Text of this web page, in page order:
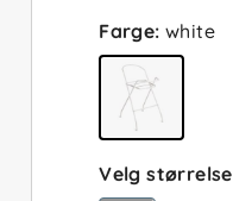
Farge: white
Velg størrelse